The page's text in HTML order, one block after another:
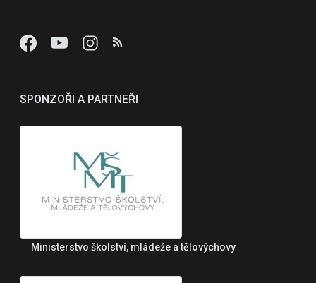
SPONZOŘI A PARTNEŘI
Ministerstvo školství, mládeže a tělovýchovy